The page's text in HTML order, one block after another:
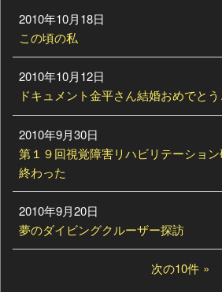
2010年10月18日
この頃の私
2010年10月12日
ドキュメント金平さん結婚おめでと
2010年9月30日
第１９回視覚障害リハビリテーショ
終わった
2010年9月20日
夢のダイビングクルーザー探訪
次の10件